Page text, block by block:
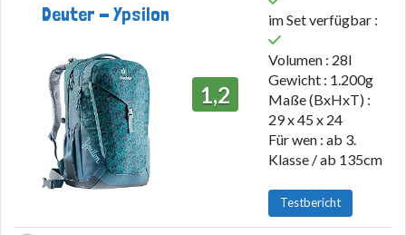
Deuter - Ypsilon
1,2
im Set verfügbar :
Volumen : 28l
Gewicht : 1.200g
Maße (BxHxT) :
29 x 45 x 24
Für wen : ab 3.
Klasse / ab 135cm
Testbericht